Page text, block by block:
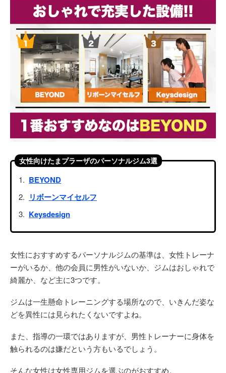
女性向けたまプラーザのパーソナルジム3選
BEYOND
リボーンマイセルフ
Keysdesign
女性におすすめするパーソナルジムの基準は、女性トレーナ
ーがいるか、他の会員に男性がいないか、ジムはおしゃれで
綺麗か、など主に3つです。
ジムは一生懸命トレーニングする場所なので、いきんだ姿な
どを異性には見られたくないですよね。
また、指導の一環ではありますが、男性トレーナーに身体を
触られるのは嫌だという方もいるでしょう。
そんな女性は女性専用ジムを選ぶのがおすすめ。